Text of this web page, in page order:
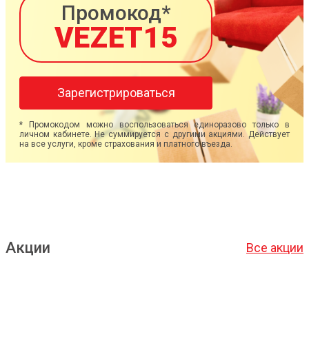
Промокод*
VEZET15
Зарегистрироваться
* Промокодом можно воспользоваться единоразово только в
личном кабинете. Не суммируется с другими акциями. Действует
на все услуги, кроме страхования и платного въезда.
Акции Все акции